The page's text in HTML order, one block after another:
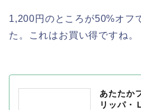
1,200円のところが50%オフ
た。これはお買い得ですね。
あたたか
リッパ・